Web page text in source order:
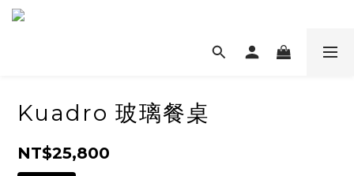
Kuadro 玻璃餐桌
NT$25,800